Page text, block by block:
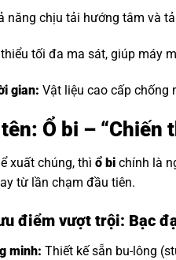
năng chịu tải hướng tâm và
tối đa ma sát, giúp máy
gian: Vật liệu cao cấp chống
Ổ bi – “Chiến
xuất chúng, thì ổ bi chính là
từ lần chạm đầu tiên.
điểm vượt trội: Bạc
minh: Thiết kế sẵn bu-lông